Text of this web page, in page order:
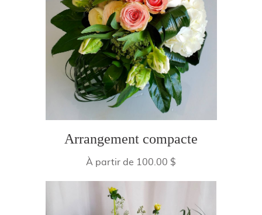
Arrangement compacte
À partir de 100.00 $